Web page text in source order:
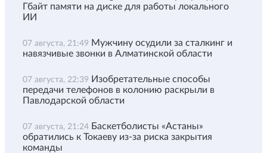
Гбайт памяти на диске для работы локального
ИИ
07 августа, 21:49 Мужчину осудили за сталкинг и
навязчивые звонки в Алматинской области
07 августа, 22:39 Изобретательные способы
передачи телефонов в колонию раскрыли в
Павлодарской области
07 августа, 21:24 Баскетболисты «Астаны»
обратились к Токаеву из-за риска закрытия
команды